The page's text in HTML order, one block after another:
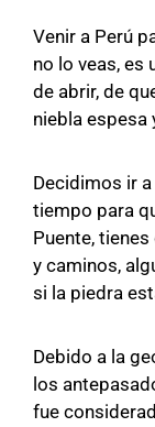
Venir a Perú
no lo veas, es
de abrir, de
niebla espesa
Decidimos ir a
tiempo para
Puente,
y caminos,
si la piedra
Debido a la
los
fue